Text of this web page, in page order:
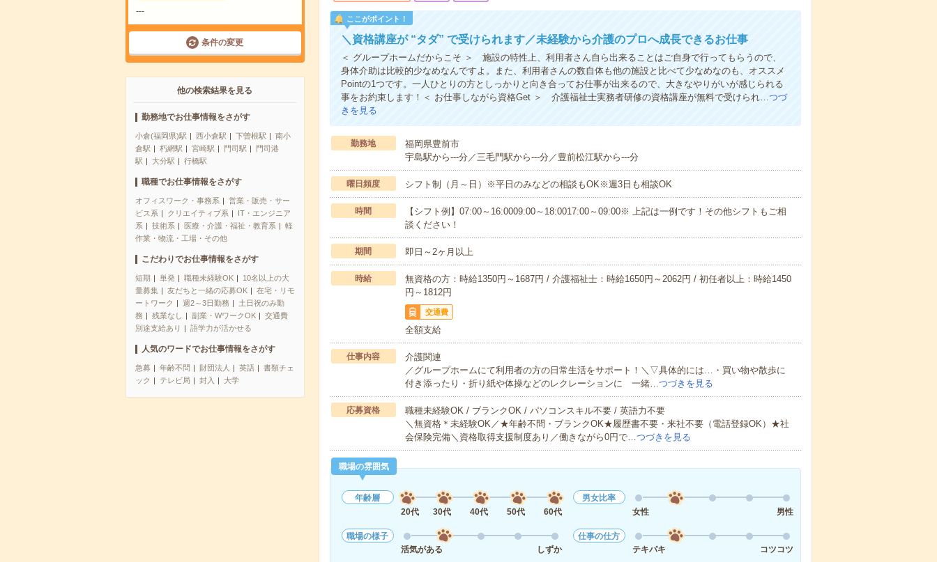
---
条件の変更
他の検索結果を見る
勤務地でお仕事情報をさがす
小倉(福岡県)駅 西小倉駅 下曽根駅
南小
倉駅
朽網駅 宮崎駅 門司駅
門司港
駅
大分駅 行橋駅
職種でお仕事情報をさがす
オフィスワーク・事務系
営業・販売・サー
ビス系
クリエイティブ系
IT・エンジニア
系
技術系 医療・介護・福祉・教育系
軽
作業・物流・工場・その他
こだわりでお仕事情報をさがす
短期 単発 職種未経験OK
10名以上の大
量募集
友だちと一緒の応募OK
在宅・リモ
ートワーク
週2～3日勤務
土日祝のみ勤
務
残業なし 副業・WワークOK
交通費
別途支給あり
語学力が活かせる
人気のワードでお仕事情報をさがす
急募 年齢不問 財団法人 英語
書類チェ
ック
テレビ局 封入 大学
ここがポイント！
＼資格講座が “タダ” で受けられます／未経験から介護のプロへ成長できるお仕事
＜ グループホームだからこそ ＞ 施設の特性上、利用者さん自ら出来ることはご自身で行ってもらうので、
身体介助は比較的少なめなんですよ。また、利用者さんの数自体も他の施設と比べて少なめなのも、オススメ
Pointの1つです。一人ひとりの方としっかりと向き合ってお仕事が出来るので、大きなやりがいが感じられる
事をお約束します！＜ お仕事しながら資格Get ＞ 介護福祉士実務者研修の資格講座が無料で受けられ…つづ
きを見る
勤務地
福岡県豊前市
宇島駅から---分／三毛門駅から---分／豊前松江駅から---分
曜日頻度 シフト制（月～日）※平日のみなどの相談もOK※週3日も相談OK
時間
【シフト例】07:00～16:0009:00～18:0017:00～09:00※ 上記は一例です！その他シフトもご相
談ください！
期間 即日～2ヶ月以上
時給
無資格の方：時給1350円～1687円 / 介護福祉士：時給1650円～2062円 / 初任者以上：時給1450
円～1812円
交通費
全額支給
仕事内容
介護関連
／グループホームにて利用者の方の日常生活をサポート！＼▽具体的には…・買い物や散歩に
付き添ったり・折り紙や体操などのレクレーションに 一緒…つづきを見る
応募資格
職種未経験OK / ブランクOK / パソコンスキル不要 / 英語力不要
＼無資格＊未経験OK／★年齢不問・ブランクOK★履歴書不要・来社不要（電話登録OK）★社
会保険完備＼資格取得支援制度あり／働きながら0円で…つづきを見る
職場の雰囲気
年齢層
20代
30代 40代 50代 60代
男女比率
女性
男性
職場の様子
活気がある
しずか
仕事の仕方
テキパキ
コツコツ